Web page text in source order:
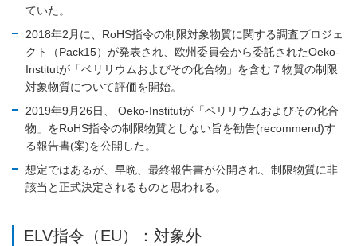
ていた。
2018年2月に、RoHS指令の制限対象物質に関する調査プロジェ
クト（Pack15）が発表され、欧州委員会から委託されたOeko-
Institutが「ベリリウムおよびその化合物」を含む７物質の制限
対象物質について評価を開始。
2019年9月26日、 Oeko-Institutが「ベリリウムおよびその化合
物」をRoHS指令の制限物質としない旨を勧告(recommend)す
る報告書(案)を公開した。
想定ではあるが、早晩、最終報告書が公開され、制限物質に非
該当と正式決定されるものと思われる。
ELV指令（EU）：対象外